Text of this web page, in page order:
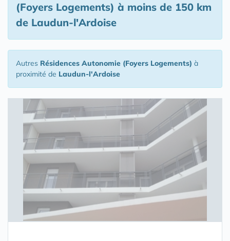
(Foyers Logements) à moins de 150 km
de Laudun-l'Ardoise
Autres Résidences Autonomie (Foyers Logements) à
proximité de Laudun-l'Ardoise